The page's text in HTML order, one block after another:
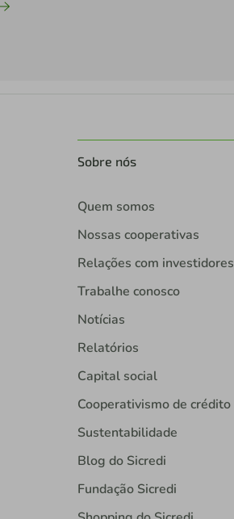
Sobre nós
Quem somos
Nossas cooperativas
Relações com investidores
Trabalhe conosco
Notícias
Relatórios
Capital social
Cooperativismo de crédito
Sustentabilidade
Blog do Sicredi
Fundação Sicredi